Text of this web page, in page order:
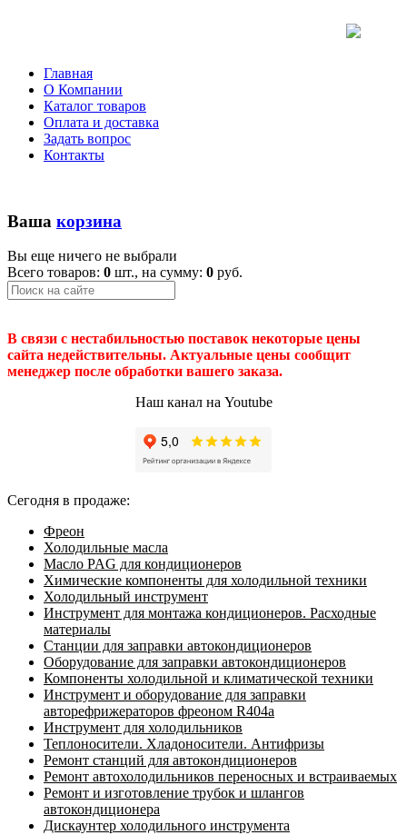
Главная
О Компании
Каталог товаров
Оплата и доставка
Задать вопрос
Контакты
Ваша корзина
Вы еще ничего не выбрали
Всего товаров: 0 шт., на сумму: 0 руб.
В связи с нестабильностью поставок некоторые цены
сайта недействительны. Актуальные цены сообщит
менеджер после обработки вашего заказа.
Наш канал на Youtube
Сегодня в продаже:
Фреон
Холодильные масла
Масло PAG для кондиционеров
Химические компоненты для холодильной техники
Холодильный инструмент
Инструмент для монтажа кондиционеров. Расходные
материалы
Станции для заправки автокондиционеров
Оборудование для заправки автокондиционеров
Компоненты холодильной и климатической техники
Инструмент и оборудование для заправки
авторефрижераторов фреоном R404a
Инструмент для холодильников
Теплоносители. Хладоносители. Антифризы
Ремонт станций для автокондиционеров
Ремонт автохолодильников переносных и встраиваемых
Ремонт и изготовление трубок и шлангов
автокондиционера
Дискаунтер холодильного инструмента